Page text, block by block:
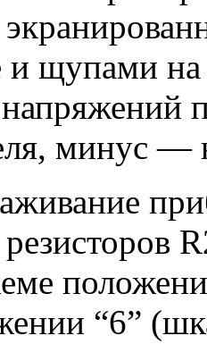
и щупами
минус
“6”